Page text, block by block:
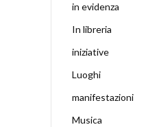
in evidenza
In libreria
iniziative
Luoghi
manifestazioni
Musica